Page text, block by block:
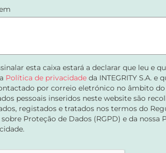
esta caixa estará a declarar que leu e
Política de privacidade da INTEGRITY S.A. e
por correio eletrónico no âmbito do
pessoais inseridos neste website são
registados e tratados nos termos do
sobre Proteção de Dados (RGPD) e da nossa